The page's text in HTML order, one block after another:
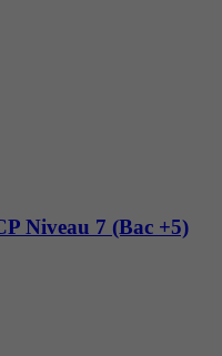
Niveau 7 (Bac +5)